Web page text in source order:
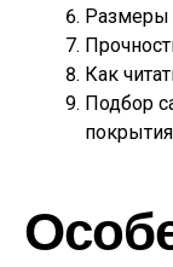
Размеры
Как
Подбор
покрытия